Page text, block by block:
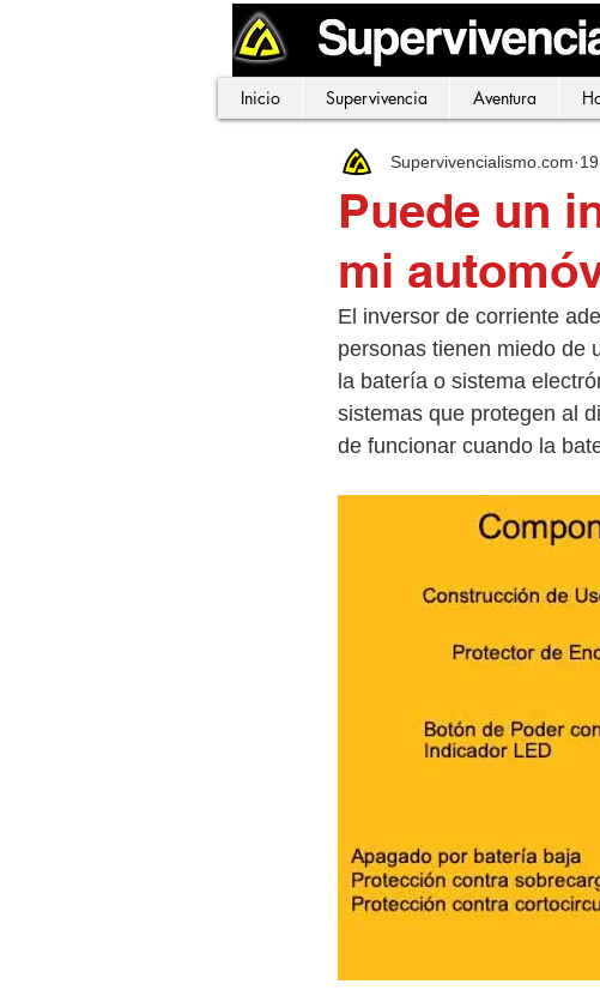
Inicio Supervivencia Aventura
Puede un
mi
Supervivencialismo.com
El inversor de corriente
personas tienen miedo de
la batería o sistema
sistemas que protegen al
de funcionar cuando la